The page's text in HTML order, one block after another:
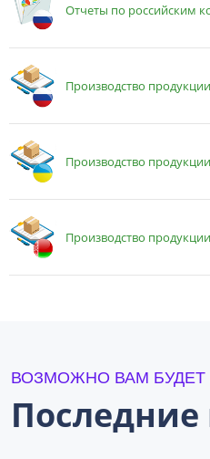
Отчеты по российским
Производство
Производство
Производство
ВОЗМОЖНО ВАМ БУДЕТ
Последние